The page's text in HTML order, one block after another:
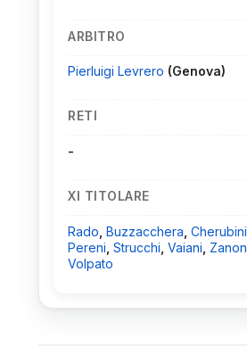
ARBITRO
Pierluigi Levrero (Genova)
RETI
-
XI TITOLARE
Rado Buzzacchera Cherubini
Pereni Strucchi Vaiani Zanon
Volpato